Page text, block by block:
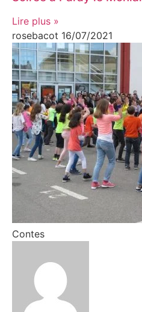
Lire plus »
rosebacot 16/07/2021
Contes